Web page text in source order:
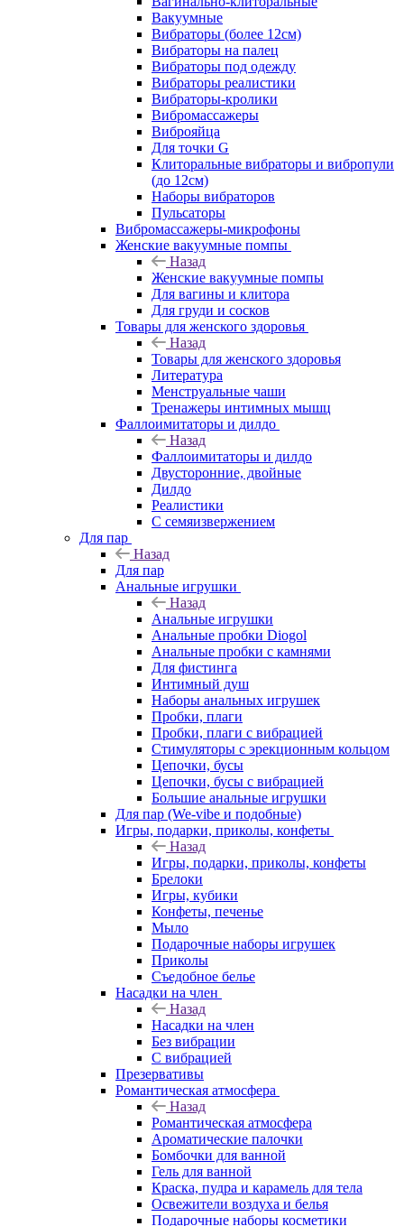
Вакуумные
Вибраторы (более 12см)
Вибраторы на палец
Вибраторы под одежду
Вибраторы реалистики
Вибраторы-кролики
Вибромассажеры
Виброяйца
Для точки G
Клиторальные вибраторы и вибропули
(до 12см)
Наборы вибраторов
Пульсаторы
Вибромассажеры-микрофоны
Женские вакуумные помпы
Назад
Женские вакуумные помпы
Для вагины и клитора
Для груди и сосков
Товары для женского здоровья
Назад
Товары для женского здоровья
Литература
Менструальные чаши
Тренажеры интимных мышц
Фаллоимитаторы и дилдо
Назад
Фаллоимитаторы и дилдо
Двусторонние, двойные
Дилдо
Реалистики
С семяизвержением
Для пар
Назад
Для пар
Анальные игрушки
Назад
Анальные игрушки
Анальные пробки Diogol
Анальные пробки с камнями
Для фистинга
Интимный душ
Наборы анальных игрушек
Пробки, плаги
Пробки, плаги с вибрацией
Стимуляторы с эрекционным кольцом
Цепочки, бусы
Цепочки, бусы с вибрацией
Большие анальные игрушки
Для пар (We-vibe и подобные)
Игры, подарки, приколы, конфеты
Назад
Игры, подарки, приколы, конфеты
Брелоки
Игры, кубики
Конфеты, печенье
Мыло
Подарочные наборы игрушек
Приколы
Съедобное белье
Насадки на член
Назад
Насадки на член
Без вибрации
С вибрацией
Презервативы
Романтическая атмосфера
Назад
Романтическая атмосфера
Ароматические палочки
Бомбочки для ванной
Гель для ванной
Краска, пудра и карамель для тела
Освежители воздуха и белья
Подарочные наборы косметики